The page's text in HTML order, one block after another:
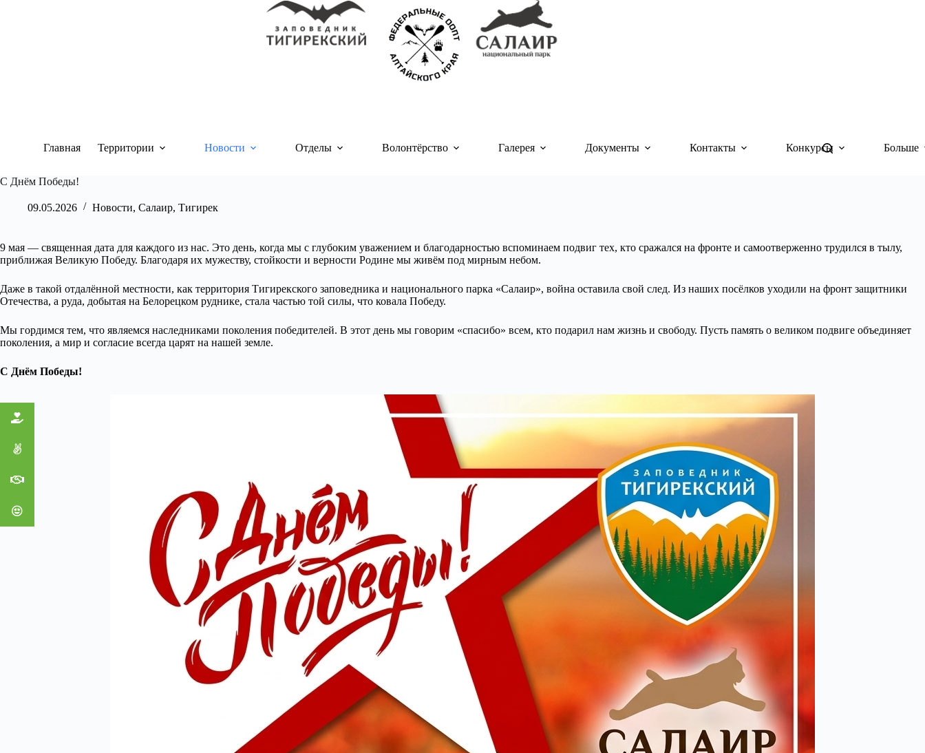
Главная Территории Новости Отделы Волонтёрство Галерея Документы Контакты Конкурсы Больше
С Днём Победы!
09.05.2026 Новости, Салаир, Тигирек
9 мая — священная дата для каждого из нас. Это день, когда мы с глубоким уважением и благодарностью вспоминаем подвиг тех, кто сражался на фронте и самоотверженно трудился в тылу,
приближая Великую Победу. Благодаря их мужеству, стойкости и верности Родине мы живём под мирным небом.
Даже в такой отдалённой местности, как территория Тигирекского заповедника и национального парка «Салаир», война оставила свой след. Из наших посёлков уходили на фронт защитники
Отечества, а руда, добытая на Белорецком руднике, стала частью той силы, что ковала Победу.
Мы гордимся тем, что являемся наследниками поколения победителей. В этот день мы говорим «спасибо» всем, кто подарил нам жизнь и свободу. Пусть память о великом подвиге объединяет
поколения, а мир и согласие всегда царят на нашей земле.
С Днём Победы!